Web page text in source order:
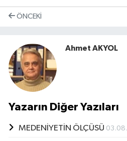
ÖNCEKI
Ahmet AKYOL
Yazarın Diğer Yazıları
MEDENİYETİN ÖLÇÜSÜ